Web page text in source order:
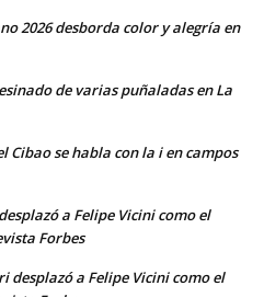
2026 desborda color y alegría en
de varias puñaladas en La
Cibao se habla con la i en campos
a Felipe Vicini como el
Forbes
desplazó a Felipe Vicini como el